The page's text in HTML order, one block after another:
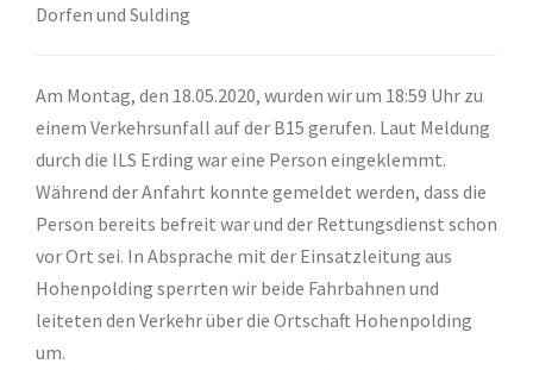
Dorfen und Sulding
Am Montag, den 18.05.2020, wurden wir um 18:59 Uhr zu
einem Verkehrsunfall auf der B15 gerufen. Laut Meldung
durch die ILS Erding war eine Person eingeklemmt.
Während der Anfahrt konnte gemeldet werden, dass die
Person bereits befreit war und der Rettungsdienst schon
vor Ort sei. In Absprache mit der Einsatzleitung aus
Hohenpolding sperrten wir beide Fahrbahnen und
leiteten den Verkehr über die Ortschaft Hohenpolding
um.